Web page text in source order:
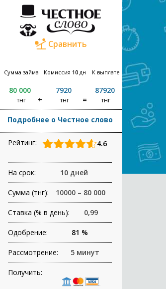
Сравнить
Сумма займа
80 000
тнг
Комиссия 10дн
7920
тнг
К выплате
87920
тнг
Подробнее о Честное слово
Рейтинг: 4.6
На срок: 10 дней
Сумма (тнг): 10000 – 80 000
Ставка (% в день): 0,99
Одобрение: 81 %
Рассмотрение: 5 минут
Получить: